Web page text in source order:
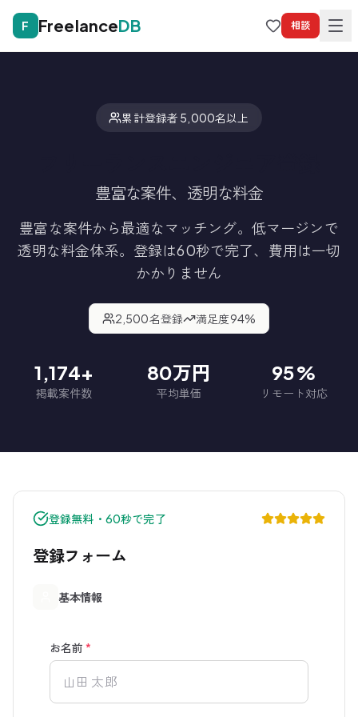
F FreelanceDB 相談
累計登録者 5,000名以上
豊富な案件、透明な料金
豊富な案件から最適なマッチング。低マージンで
透明な料金体系。 登録は60秒で完了、費用は一切
かかりません
2,500名登録 満足度94%
1,174+
掲載案件数
80万円
平均単価
95%
リモート対応
登録無料・60秒で完了
登録フォーム
基本情報
お名前 *